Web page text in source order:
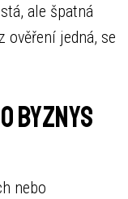
ale špatná
ověření jedná, se
byznys
nebo